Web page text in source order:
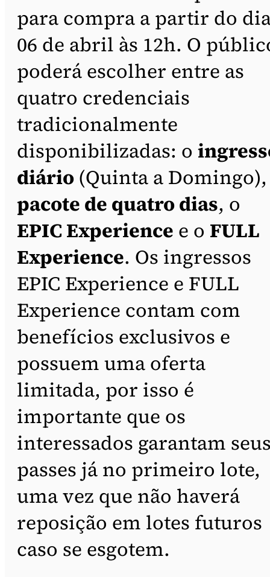
para compra a partir do
06 de abril às 12h. O
poderá escolher entre as
quatro credenciais
tradicionalmente
disponibilizadas: o
diário (Quinta a
pacote de quatro dias, o
EPIC Experience e o FULL
Experience. Os ingressos
EPIC Experience e FULL
Experience contam com
benefícios exclusivos e
possuem uma oferta
limitada, por isso é
importante que os
interessados garantam
passes já no primeiro lote,
uma vez que não haverá
reposição em lotes futuros
caso se esgotem.